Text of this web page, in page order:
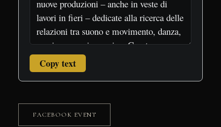
Copy text
FACEBOOK EVENT